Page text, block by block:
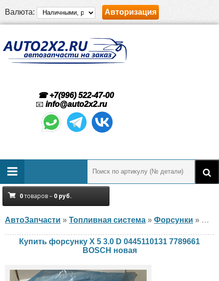
Валюта: Авторизация
☎ +7(996) 522-47-00
📧 info@auto2x2.ru
0товаров – 0 руб.
АвтоЗапчасти » Топливная система » Форсунки »
Купить форсунку X 5 3.0 D 0445110131 7789661
BOSCH новая